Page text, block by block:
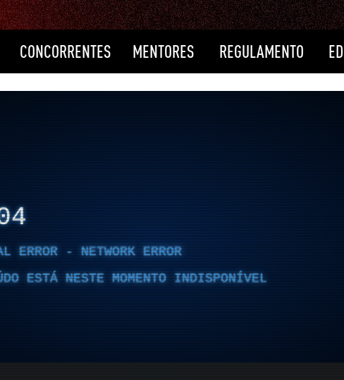
CONCORRENTES MENTORES REGULAMENTO